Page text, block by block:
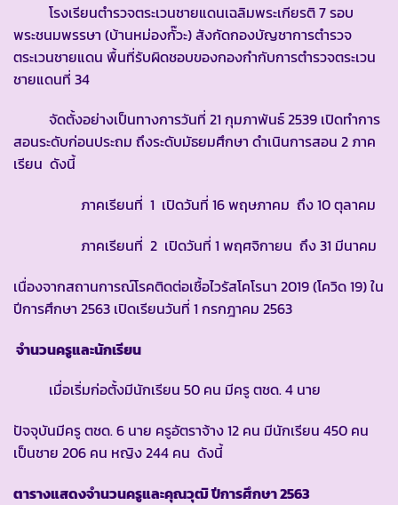
โรงเรียนตำรวจตระเวนชายแดนเฉลิมพระเกียรติ 7 รอบ
พระชนมพรรษา (บ้านหม่องกั๊วะ) สังกัดกองบัญชาการตำรวจ
ตระเวนชายแดน พื้นที่รับผิดชอบของกองกำกับการตำรวจตระเวน
ชายแดนที่ 34
จัดตั้งอย่างเป็นทางการวันที่ 21 กุมภาพันธ์ 2539 เปิดทำการ
สอนระดับก่อนประถม ถึงระดับมัธยมศึกษา ดำเนินการสอน 2 ภาค
เรียน ดังนี้
ภาคเรียนที่ 1 เปิดวันที่ 16 พฤษภาคม ถึง 10 ตุลาคม
ภาคเรียนที่ 2 เปิดวันที่ 1 พฤศจิกายน ถึง 31 มีนาคม
เนื่องจากสถานการณ์โรคติดต่อเชื้อไวรัสโคโรนา 2019 (โควิด 19) ใน
ปีการศึกษา 2563 เปิดเรียนวันที่ 1 กรกฎาคม 2563
จำนวนครูและนักเรียน
เมื่อเริ่มก่อตั้งมีนักเรียน 50 คน มีครู ตชด. 4 นาย
ปัจจุบันมีครู ตชด. 6 นาย ครูอัตราจ้าง 12 คน มีนักเรียน 450 คน
เป็นชาย 206 คน หญิง 244 คน ดังนี้
ตารางแสดงจำนวนครูและคุณวุฒิ ปีการศึกษา2563